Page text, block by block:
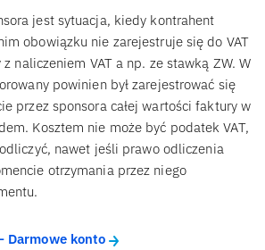
jest sytuacja, kiedy kontrahent
obowiązku nie zarejestruje się do VAT
naliczeniem VAT a np. ze stawką ZW. W
powinien był zarejestrować się
przez sponsora całej wartości faktury w
Kosztem nie może być podatek VAT,
nawet jeśli prawo odliczenia
otrzymania przez niego
Darmowe konto